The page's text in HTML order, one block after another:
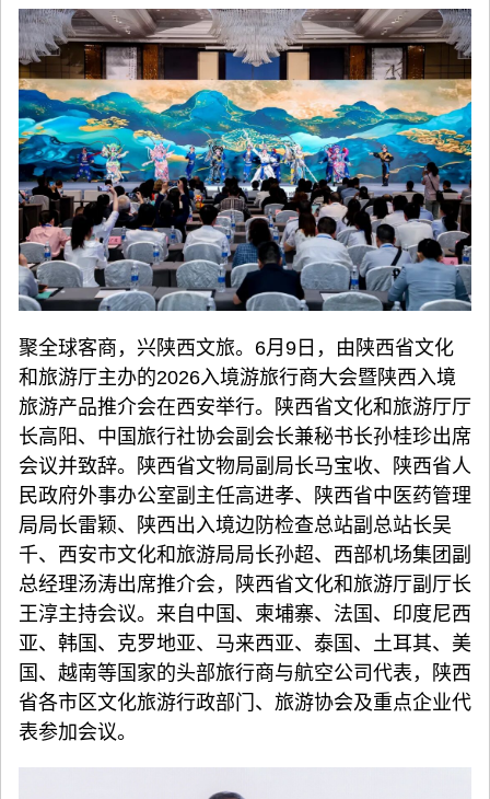
聚全球客商，兴陕西文旅。6月9日，由陕西省文化
和旅游厅主办的2026入境游旅行商大会暨陕西入境
旅游产品推介会在西安举行。陕西省文化和旅游厅厅
长高阳、中国旅行社协会副会长兼秘书长孙桂珍出席
会议并致辞。陕西省文物局副局长马宝收、陕西省人
民政府外事办公室副主任高进孝、陕西省中医药管理
局局长雷颖、陕西出入境边防检查总站副总站长吴
千、西安市文化和旅游局局长孙超、西部机场集团副
总经理汤涛出席推介会，陕西省文化和旅游厅副厅长
王淳主持会议。来自中国、柬埔寨、法国、印度尼西
亚、韩国、克罗地亚、马来西亚、泰国、土耳其、美
国、越南等国家的头部旅行商与航空公司代表，陕西
省各市区文化旅游行政部门、旅游协会及重点企业代
表参加会议。